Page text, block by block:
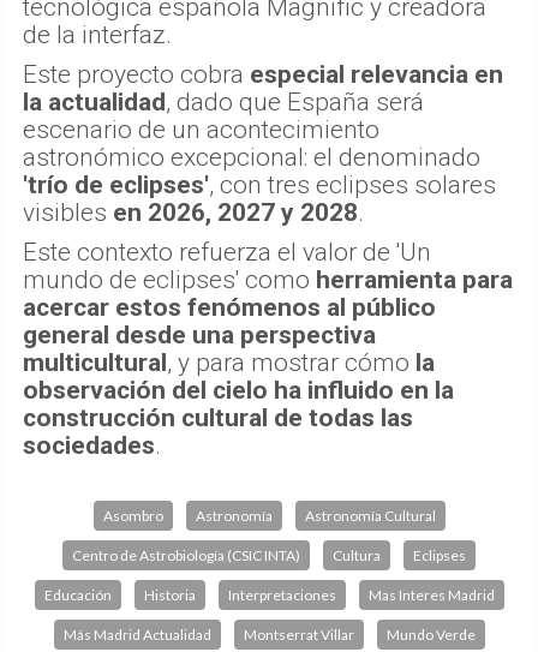
tecnológica española Magnific y creadora
de la interfaz.
Este proyecto cobra especial relevancia en
la actualidad, dado que España será
escenario de un acontecimiento
astronómico excepcional: el denominado
'trío de eclipses', con tres eclipses solares
visibles en 2026, 2027 y 2028.
Este contexto refuerza el valor de 'Un
mundo de eclipses' como herramienta para
acercar estos fenómenos al público
general desde una perspectiva
multicultural, y para mostrar cómo la
observación del cielo ha influido en la
construcción cultural de todas las
sociedades.
Asombro Astronomía Astronomía Cultural
Centro de Astrobiología (CSIC INTA) Cultura Eclipses
Educación Historia Interpretaciones Mas Interes Madrid
Más Madrid Actualidad Montserrat Villar Mundo Verde